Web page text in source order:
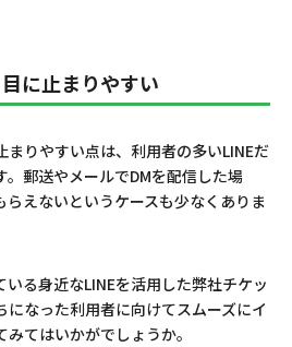
に止まりやすい
りやすい点は、利用者の多いLINEだ
郵送やメールでDMを配信した場
えないというケースも少なくありま
る身近なLINEを活用した弊社チケッ
になった利用者に向けてスムーズにイ
てはいかがでしょうか。